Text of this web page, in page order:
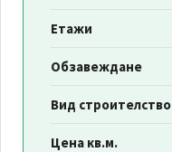
Етажи
Обзавеждане
Вид строителство
Цена кв.м.